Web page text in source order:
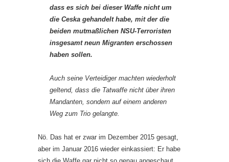
dass es sich bei dieser Waffe nicht um
die Ceska gehandelt habe, mit der die
beiden mutmaßlichen NSU-Terroristen
insgesamt neun Migranten erschossen
haben sollen.
Auch seine Verteidiger machten wiederholt
geltend, dass die Tatwaffe nicht über ihren
Mandanten, sondern auf einem anderen
Weg zum Trio gelangte.
Nö. Das hat er zwar im Dezember 2015 gesagt,
aber im Januar 2016 wieder einkassiert: Er habe